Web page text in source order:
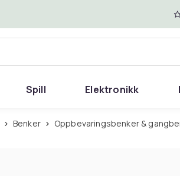
Spill Elektronikk
Benker Oppbevaringsbenker &